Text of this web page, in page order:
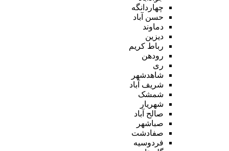
چهاردانگه
حسن آباد
دماوند
دیزین
رباط کریم
رودهن
ری
شاهدشهر
شریف آباد
شمشک
شهریار
صالح آباد
صباشهر
صفادشت
فردوسیه